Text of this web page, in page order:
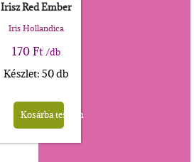
Irisz Red Ember
Iris Hollandica
170Ft /db
Készlet: 50 db
Kosárba teszem